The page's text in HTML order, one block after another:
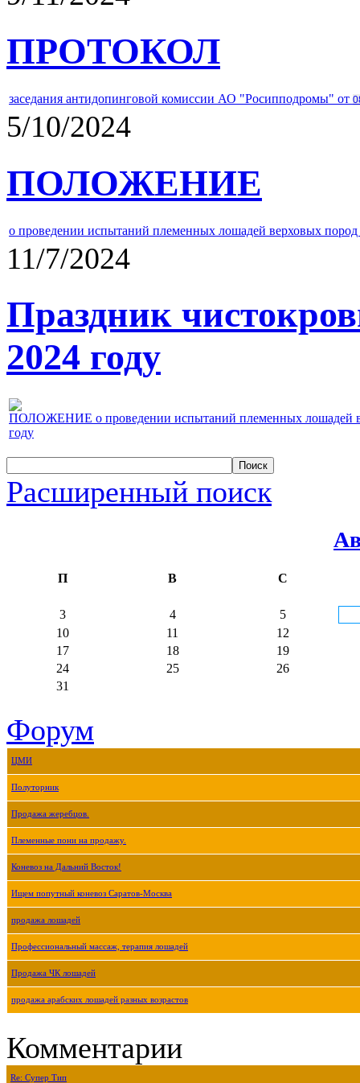
ПРОТОКОЛ
заседания антидопинговой комиссии АО "Росипподромы" от
5/10/2024
ПОЛОЖЕНИЕ
о проведении испытаний племенных лошадей верховых
11/7/2024
Праздник
2024 году
ПОЛОЖЕНИЕ о проведении испытаний племенных лошадей
году
Расширенный поиск
П В С
3 4
5
10
11
12
17
18
19
24
25
26
31
Форум
ЦМИ
Полуторник
Продажа жеребцов.
Племенные пони на продажу.
Коневоз на Дальний Восток!
Ищем попутный коневоз Саратов-Москва
продажа лошадей
Профессиональный массаж, терапия лошадей
Продажа ЧК лошадей
продажа арабских лошадей разных возрастов
Комментарии
Re: Супер Тип